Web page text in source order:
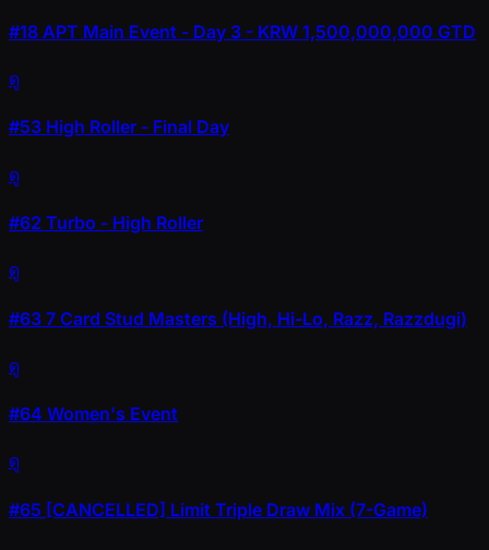
#18 APT Main Event - Day 3 - KRW 1,500,000,000 GTD
ดู
#53 High Roller - Final Day
ดู
#62 Turbo - High Roller
ดู
#63 7 Card Stud Masters (High, Hi-Lo, Razz, Razzdugi)
ดู
#64 Women's Event
ดู
#65 [CANCELLED] Limit Triple Draw Mix (7-Game)